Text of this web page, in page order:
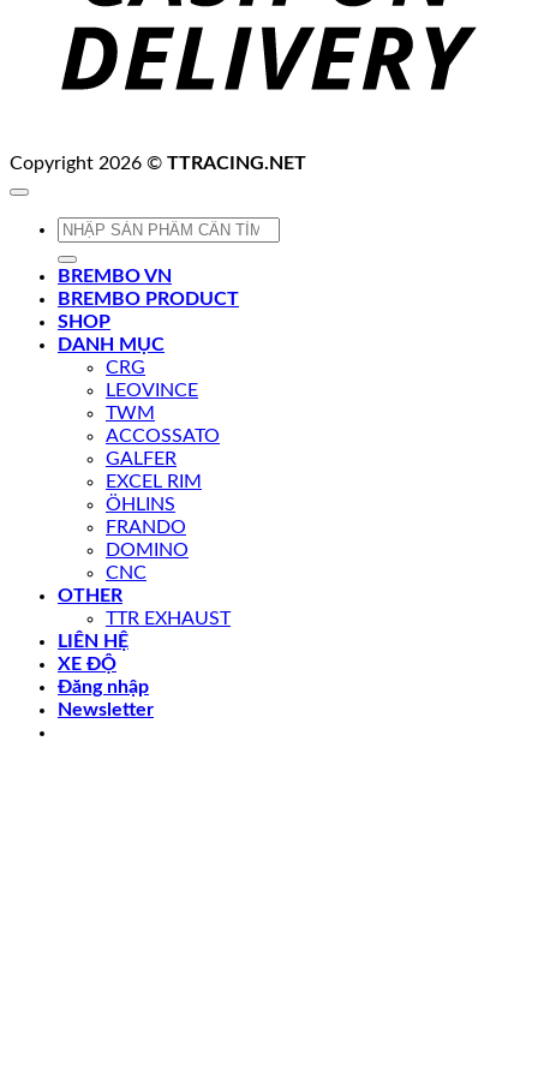
Copyright 2026 © TTRACING.NET
Tìm
BREMBO VN
BREMBO PRODUCT
SHOP
DANH MỤC
CRG
LEOVINCE
TWM
ACCOSSATO
GALFER
EXCEL RIM
ÖHLINS
FRANDO
DOMINO
CNC
OTHER
TTR EXHAUST
LIÊN HỆ
XE ĐỘ
Đăng nhập
Newsletter